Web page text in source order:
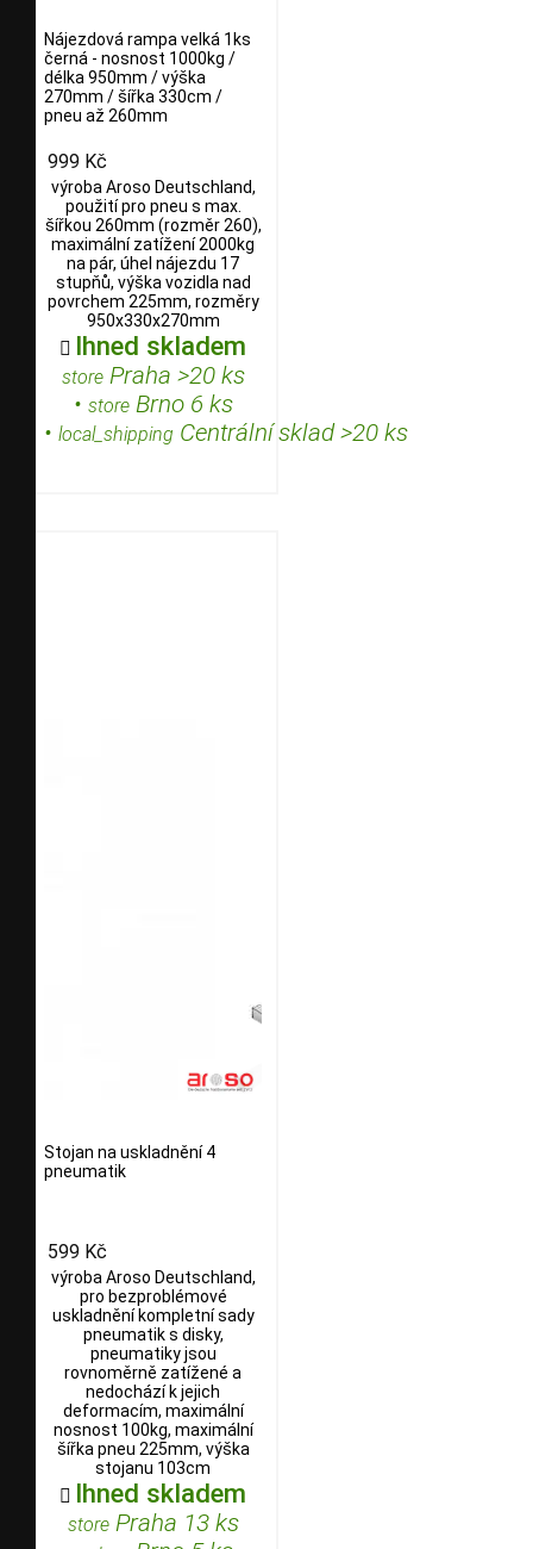
Nájezdová rampa velká 1ks
černá - nosnost 1000kg /
délka 950mm / výška
270mm / šířka 330cm /
pneu až 260mm
999 Kč
výroba Aroso Deutschland,
použití pro pneu s max.
šířkou 260mm (rozměr 260),
maximální zatížení 2000kg
na pár, úhel nájezdu 17
stupňů, výška vozidla nad
povrchem 225mm, rozměry
950x330x270mm
 Ihned skladem
storePraha >20 ks
• storeBrno 6 ks
• local_shipping Centrální sklad >20 ks
Stojan na uskladnění 4
pneumatik
599 Kč
výroba Aroso Deutschland,
pro bezproblémové
uskladnění kompletní sady
pneumatik s disky,
pneumatiky jsou
rovnoměrně zatížené a
nedochází k jejich
deformacím, maximální
nosnost 100kg, maximální
šířka pneu 225mm, výška
stojanu 103cm
 Ihned skladem
storePraha 13 ks